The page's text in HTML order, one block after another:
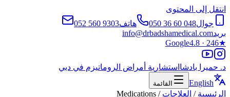
انتقل إلى المحتوى
جوال050 36 60 048 هاتف052 560 9303
بريدinfo@drbadshamedical.com
★
4.8 · 246
Google
د. حميرا بادشا استشارية أمراض الروماتيزم في دبي
English
القائمة
الرئيسية / العلاجات /
Medications